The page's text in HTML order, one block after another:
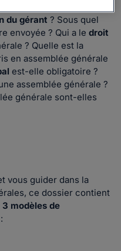
du gérant ? Sous quel
envoyée ? Qui a le droit
? Quelle est la
en assemblée générale
est-elle obligatoire ?
assemblée générale ?
générale sont-elles
vous guider dans la
ce dossier contient
3 modèles de